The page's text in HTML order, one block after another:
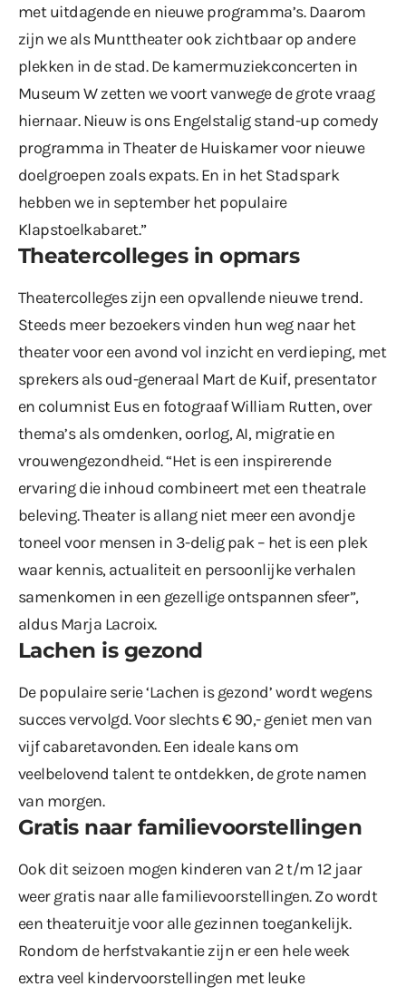
met uitdagende en nieuwe programma’s. Daarom
zijn we als Munttheater ook zichtbaar op andere
plekken in de stad. De kamermuziekconcerten in
Museum W zetten we voort vanwege de grote vraag
hiernaar. Nieuw is ons Engelstalig stand-up comedy
programma in Theater de Huiskamer voor nieuwe
doelgroepen zoals expats. En in het Stadspark
hebben we in september het populaire
Klapstoelkabaret.”
Theatercolleges in opmars
Theatercolleges zijn een opvallende nieuwe trend.
Steeds meer bezoekers vinden hun weg naar het
theater voor een avond vol inzicht en verdieping, met
sprekers als oud-generaal Mart de Kuif, presentator
en columnist Eus en fotograaf William Rutten, over
thema’s als omdenken, oorlog, AI, migratie en
vrouwengezondheid. “Het is een inspirerende
ervaring die inhoud combineert met een theatrale
beleving. Theater is allang niet meer een avondje
toneel voor mensen in 3-delig pak – het is een plek
waar kennis, actualiteit en persoonlijke verhalen
samenkomen in een gezellige ontspannen sfeer”,
aldus Marja Lacroix.
Lachen is gezond
De populaire serie ‘Lachen is gezond’ wordt wegens
succes vervolgd. Voor slechts € 90,- geniet men van
vijf cabaretavonden. Een ideale kans om
veelbelovend talent te ontdekken, de grote namen
van morgen.
Gratis naar familievoorstellingen
Ook dit seizoen mogen kinderen van 2 t/m 12 jaar
weer gratis naar alle familievoorstellingen. Zo wordt
een theateruitje voor alle gezinnen toegankelijk.
Rondom de herfstvakantie zijn er een hele week
extra veel kindervoorstellingen met leuke